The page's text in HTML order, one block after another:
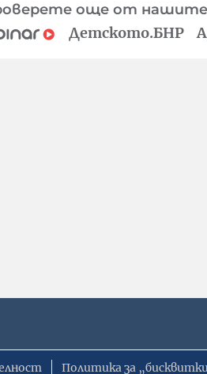
още от
Детското.БНР
Политика за